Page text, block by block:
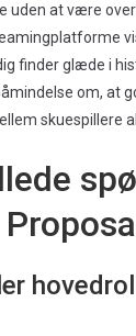
uden at være
finder glæde i
om, at
skuespillere